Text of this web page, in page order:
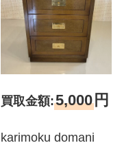
買取金額:5,000 円
karimoku domani